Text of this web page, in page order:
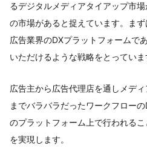
るデジタルメディアタイアップ市
の市場があると捉えています。ま
広告業界のDXプラットフォームで
いただけるような戦略をとっていま
広告主から広告代理店を通しメデ
までバラバラだったワークフロー
のプラットフォーム上で行われる
を実現します。